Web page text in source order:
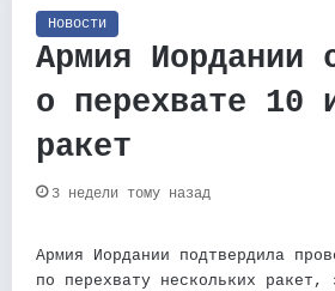
Новости
Армия Иордании
о перехвате 10
ракет
3 недели тому назад
Армия Иордании подтвердила
по перехвату нескольких ракет,